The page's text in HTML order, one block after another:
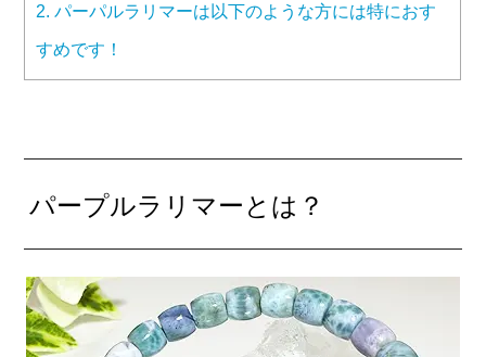
2. パーパルラリマーは以下のような方には特におす
すめです！
パープルラリマーとは？